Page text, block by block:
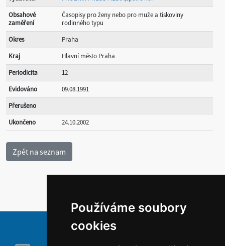
Používáme soubory
cookies
Obsahové
zaměření
Časopisy pro ženy nebo pro muže a tiskoviny
rodinného typu
Okres
Praha
Kraj
Hlavní město Praha
Periodicita
12
Evidováno
09.08.1991
Přerušeno
Ukončeno
24.10.2002